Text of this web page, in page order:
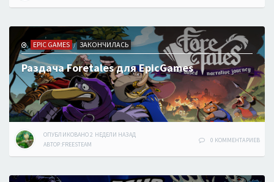
EPIC GAMES / ЗАКОНЧИЛАСЬ
Раздача Foretales для EpicGames
ОПУБЛИКОВАНО2 НЕДЕЛИ НАЗАД
АВТОР:FREESTEAM
0 КОММЕНТАРИЕВ